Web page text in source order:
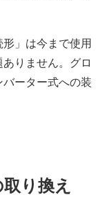
」は今まで使用
りません。グロ
ーター式への装
り換え